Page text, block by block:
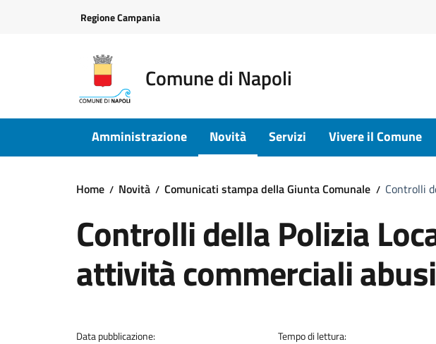
Regione Campania
Comune di Napoli
Amministrazione Novità Servizi Vivere il Comune
Home Novità Comunicati stampa della Giunta Comunale Controlli
Controlli della Polizia
attività commerciali
Data pubblicazione:
Tempo di lettura: